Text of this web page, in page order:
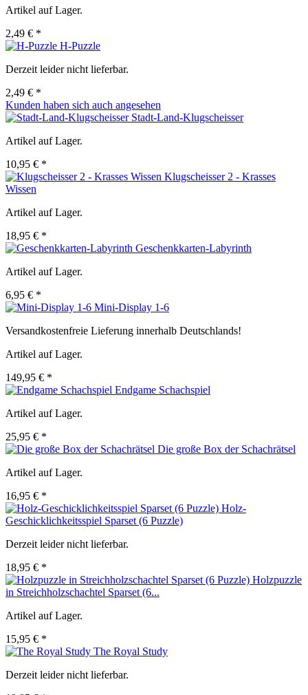
Artikel auf Lager.
2,49 € *
H-Puzzle
Derzeit leider nicht lieferbar.
2,49 € *
Kunden haben sich auch angesehen
Stadt-Land-Klugscheisser
Artikel auf Lager.
10,95 € *
Klugscheisser 2 - Krasses
Wissen
Artikel auf Lager.
18,95 € *
Geschenkkarten-Labyrinth
Artikel auf Lager.
6,95 € *
Mini-Display 1-6
Versandkostenfreie Lieferung innerhalb Deutschlands!
Artikel auf Lager.
149,95 € *
Endgame Schachspiel
Artikel auf Lager.
25,95 € *
Die große Box der Schachrätsel
Artikel auf Lager.
16,95 € *
Holz-
Geschicklichkeitsspiel Sparset (6 Puzzle)
Derzeit leider nicht lieferbar.
18,95 € *
Holzpuzzle
in Streichholzschachtel Sparset (6...
Artikel auf Lager.
15,95 € *
The Royal Study
Derzeit leider nicht lieferbar.